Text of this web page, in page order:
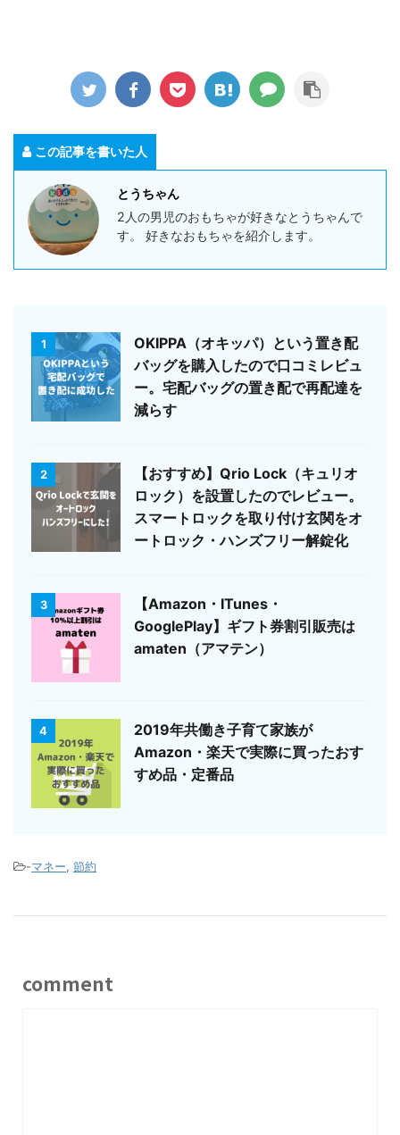
この記事を書いた人
とうちゃん
2人の男児のおもちゃが好きなとうちゃんで
す。 好きなおもちゃを紹介します。
1
OKIPPA（オキッパ）という置き配
バッグを購入したので口コミレビュ
ー。宅配バッグの置き配で再配達を
減らす
2
【おすすめ】Qrio Lock（キュリオ
ロック）を設置したのでレビュー。
スマートロックを取り付け玄関をオ
ートロック・ハンズフリー解錠化
3
【Amazon・ITunes・
GooglePlay】ギフト券割引販売は
amaten（アマテン）
4
2019年共働き子育て家族が
Amazon・楽天で実際に買ったおす
すめ品・定番品
-マネー, 節約
comment